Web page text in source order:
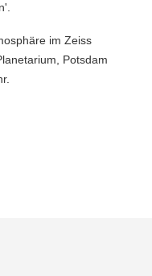
im Zeiss
Potsdam